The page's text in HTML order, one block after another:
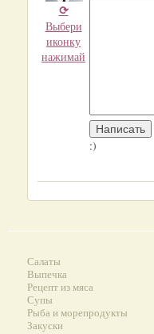
⟳
Выбери
иконку
нажимай
:)
Салаты
Выпечка
Рецепт из мяса
Супы
Рыба и морепродукты
Закуски